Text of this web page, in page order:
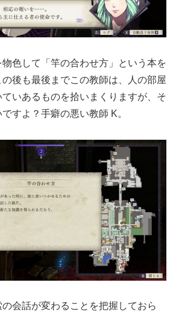
色して「竿の合わせ方」という本を
後も最後までこの教師は、人の部屋
いあるものを拾いまくりますが、そ
すよ？手癖の悪い教師 K。
会話が変わることを把握しておら